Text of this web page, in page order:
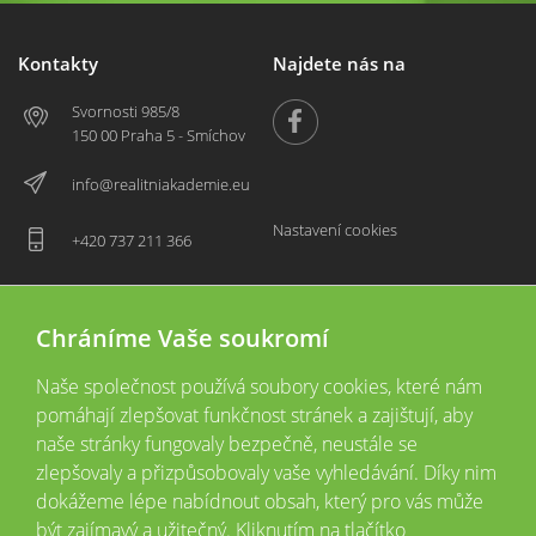
Kontakty
Svornosti 985/8
150 00 Praha 5 - Smíchov
info@realitniakademie.eu
+420 737 211 366
Najdete nás na
Nastavení cookies
2026 © CopyrightVšechna práva vyhrazena
Tyto webové stránky jsou provozovány společností Realitní akademie České
Chráníme Vaše soukromí
Naše společnost používá soubory cookies, které nám
pomáhají zlepšovat funkčnost stránek a zajištují, aby
naše stránky fungovaly bezpečně, neustále se
zlepšovaly a přizpůsobovaly vaše vyhledávání. Díky nim
dokážeme lépe nabídnout obsah, který pro vás může
být zajímavý a užitečný. Kliknutím na tlačítko